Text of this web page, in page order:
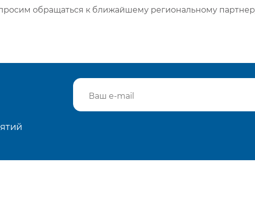
обращаться к ближайшему региональному